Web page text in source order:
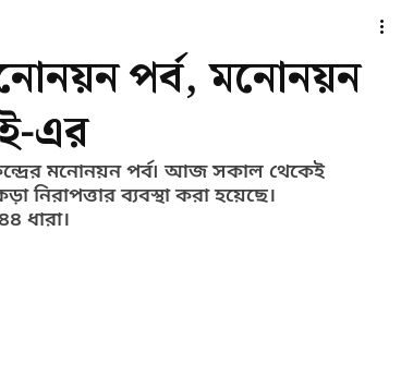
পর্ব, মনোনয়ন
এর
মনোনয়ন পর্ব৷ আজ সকাল থেকেই
নিরাপত্তার ব্যবস্থা করা হয়েছে।
ধারা।